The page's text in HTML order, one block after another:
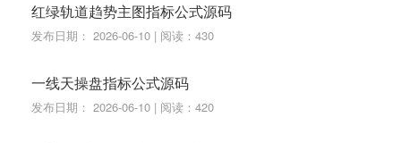
红绿轨道趋势主图指标公式源码
发布日期： 2026-06-10 | 阅读：430
一线天操盘指标公式源码
发布日期： 2026-06-10 | 阅读：420